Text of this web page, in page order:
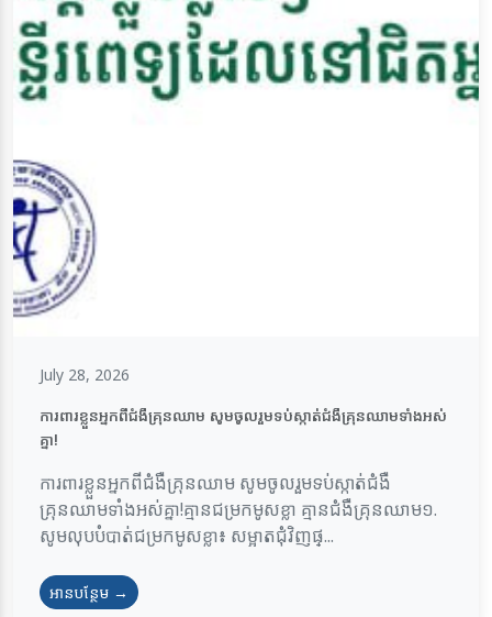
July 28, 2026
ការពារខ្លួនអ្នកពីជំងឺគ្រុនឈាម សូមចូលរួមទប់ស្កាត់ជំងឺគ្រុនឈាមទាំងអស់
គ្នា!
ការពារខ្លួនអ្នកពីជំងឺគ្រុនឈាម សូមចូលរួមទប់ស្កាត់ជំងឺ
គ្រុនឈាមទាំងអស់គ្នា!គ្មានជម្រកមូសខ្លា គ្មានជំងឺគ្រុនឈាម១.
សូមលុបបំបាត់ជម្រកមូសខ្លា៖ សម្អាតជុំវិញផ្...
អានបន្ថែម →